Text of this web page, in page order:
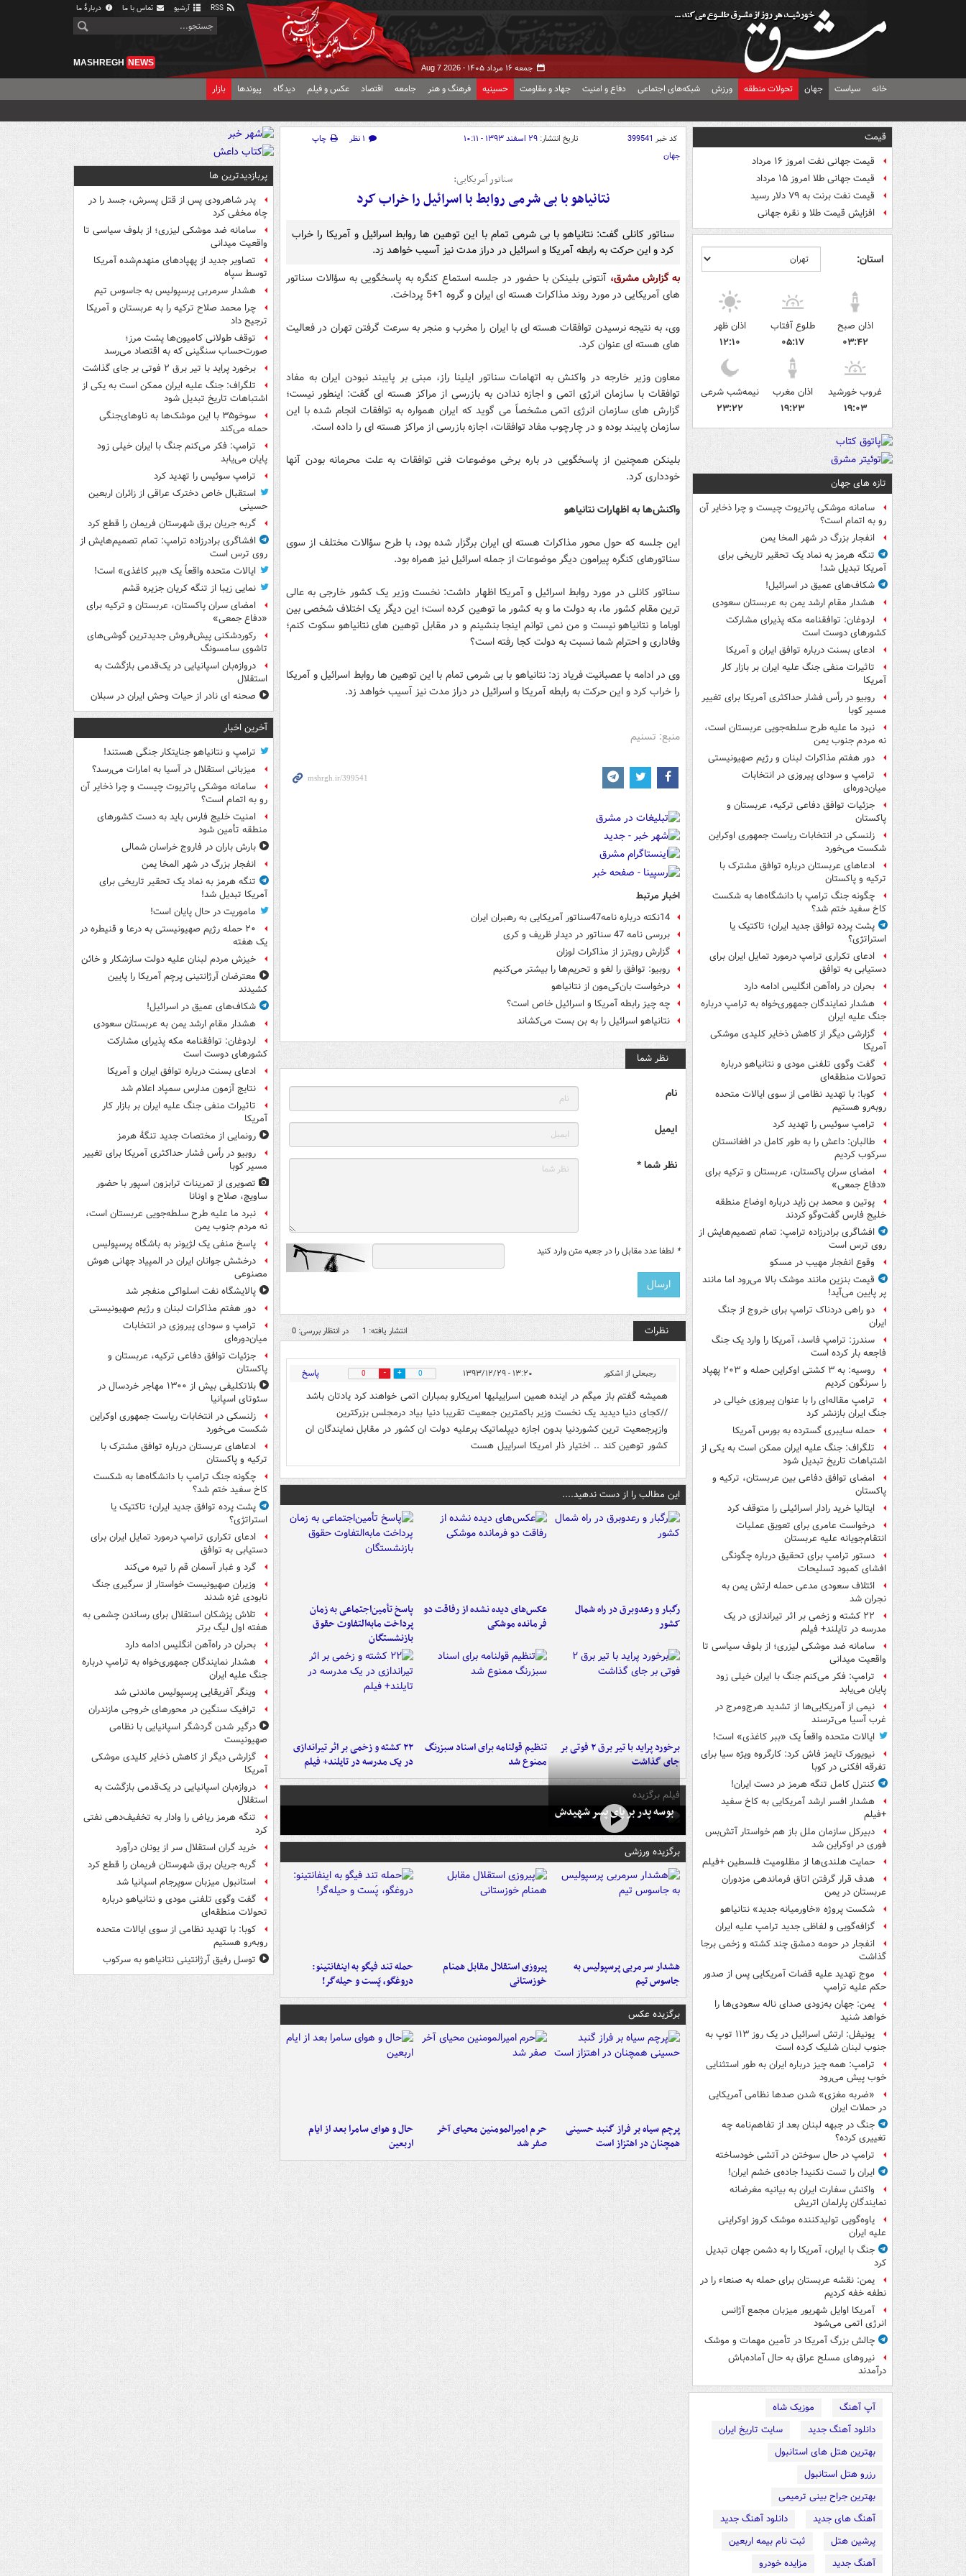
آرشیو تماس با ما دربارهٔ ما
جمعه ۱۶ مرداد ۱۴۰۵ - Aug 7 2026
MASHREGH NEWS
خانه سیاست جهان تحولات منطقه ورزش شبکه‌های اجتماعی دفاع و امنیت جهاد و مقاومت حسینیه فرهنگ و هنر جامعه اقتصاد عکس و فیلم دیدگاه پیوندها بازار
قیمت
قیمت جهانی نفت امروز ۱۶ مرداد
قیمت جهانی طلا امروز ۱۵ مرداد
قیمت نفت برنت به ۷۹ دلار رسید
افزایش قیمت طلا و نقره جهانی
استان:
اذان صبح
۰۳:۴۲
طلوع آفتاب
۰۵:۱۷
اذان ظهر
۱۲:۱۰
غروب خورشید
۱۹:۰۳
اذان مغرب
۱۹:۲۳
نیمه‌شب شرعی
۲۳:۲۲
تازه های جهان
سامانه موشکی پاتریوت چیست و چرا ذخایر آن
رو به اتمام است؟
انفجار بزرگ در شهر المخا یمن
تنگه هرمز به نماد یک تحقیر تاریخی برای
آمریکا تبدیل شد!
شکاف‌های عمیق در اسرائیل!
هشدار مقام ارشد یمن به عربستان سعودی
اردوغان: توافقنامه مکه پذیرای مشارکت
کشورهای دوست است
ادعای بسنت درباره توافق ایران و آمریکا
تاثیرات منفی جنگ علیه ایران بر بازار کار
آمریکا
روبیو در رأس فشار حداکثری آمریکا برای تغییر
مسیر کوبا
نبرد ما علیه طرح سلطه‌جویی عربستان است،
نه مردم جنوب یمن
دور هفتم مذاکرات لبنان و رژیم صهیونیستی
ترامپ و سودای پیروزی در انتخابات
میان‌دوره‌ای
جزئیات توافق دفاعی ترکیه، عربستان و
پاکستان
زلنسکی در انتخابات ریاست جمهوری اوکراین
شکست می‌خورد
ادعاهای عربستان درباره توافق مشترک با
ترکیه و پاکستان
چگونه جنگ ترامپ با دانشگاه‌ها به شکست
کاخ سفید ختم شد؟
پشت پرده توافق جدید ایران؛ تاکتیک یا
استراتژی؟
ادعای تکراری ترامپ درمورد تمایل ایران برای
دستیابی به توافق
بحران در راه‌آهن انگلیس ادامه دارد
هشدار نمایندگان جمهوری‌خواه به ترامپ درباره
جنگ علیه ایران
گزارشی دیگر از کاهش ذخایر کلیدی موشکی
آمریکا
گفت وگوی تلفنی مودی و نتانیاهو درباره
تحولات منطقه‌ای
کوبا: با تهدید نظامی از سوی ایالات متحده
روبه‌رو هستیم
ترامپ سوئیس را تهدید کرد
طالبان: داعش را به طور کامل در افغانستان
سرکوب کردیم
امضای سران پاکستان، عربستان و ترکیه برای
«دفاع جمعی»
پوتین و محمد بن زاید درباره اوضاع منطقه
خلیج فارس گفت‌وگو کردند
افشاگری برادرزاده ترامپ: تمام تصمیم‌هایش از
روی ترس است
وقوع انفجار مهیب در مسکو
قیمت بنزین مانند موشک بالا می‌رود اما مانند
پر پایین می‌آید!
دو راهی دردناک ترامپ برای خروج از جنگ
ایران
سندرز: ترامپ فاسد، آمریکا را وارد یک جنگ
فاجعه بار کرده است
روسیه: به ۳ کشتی اوکراین حمله و ۲۰۳ پهپاد
را سرنگون کردیم
ترامپ مقاله‌ای را با عنوان پیروزی خیالی در
جنگ ایران بازنشر کرد
حمله سایبری گسترده به بورس آمریکا
تلگراف: جنگ علیه ایران ممکن است به یکی از
اشتباهات تاریخ تبدیل شود
امضای توافق دفاعی بین عربستان، ترکیه و
پاکستان
ایتالیا خرید رادار اسرائیلی را متوقف کرد
درخواست عامری برای تعویق عملیات
انتقام‌جویانه علیه عربستان
دستور ترامپ برای تحقیق درباره چگونگی
افشای کمبود تسلیحات
ائتلاف سعودی مدعی حمله ارتش یمن به
نجران شد
۲۲ کشته و زخمی بر اثر تیراندازی در یک
مدرسه در تایلند+ فیلم
سامانه ضد موشکی لیزری؛ از بلوف سیاسی تا
واقعیت میدانی
ترامپ: فکر می‌کنم جنگ با ایران خیلی زود
پایان می‌یابد
نیمی از آمریکایی‌ها از تشدید هرج‌ومرج در
غرب آسیا می‌ترسند
ایالات متحده واقعاً یک «ببر کاغذی» است!
نیویورک تایمز فاش کرد: کارگروه ویژه سیا برای
تفرقه افکنی در کوبا
کنترل کامل تنگه هرمز در دست ایران!
هشدار افسر ارشد آمریکایی به کاخ سفید
+فیلم
دبیرکل سازمان ملل باز هم خواستار آتش‌بس
فوری در اوکراین شد
حمایت هلندی‌ها از مظلومیت فلسطین +فیلم
هدف قرار گرفتن اتاق‌ فرماندهی مزدوران
عربستان در یمن
شکست پروژه «خاورمیانه جدید» نتانیاهو
گزافه‌گویی و لفاظی جدید ترامپ علیه ایران
انفجار در حومه دمشق چند کشته و زخمی برجا
گذاشت
موج تهدید علیه قضات آمریکایی پس از صدور
حکم علیه ترامپ
یمن: جهان به‌زودی صدای ناله سعودی‌ها را
خواهد شنید
یونیفل: ارتش اسرائیل در یک روز ۱۱۳ توپ به
جنوب لبنان شلیک کرده است
ترامپ: همه چیز درباره ایران به طور استثنایی
خوب پیش می‌رود
«ضربه مغزی» شدن صدها نظامی آمریکایی
در حملات ایران
جنگ در جبهه لبنان بعد از تفاهم‌نامه چه
تغییری کرده؟
ترامپ در حال سوختن در آتشی خودساخته
ایران را تست نکنید! جاده‌ی خشم ایران!
واکنش سفارت ایران به بیانیه مغرضانه
نمایندگان پارلمان اتریش
یاوه‌گویی تولیدکننده موشک کروز اوکراینی
علیه ایران
جنگ با ایران، آمریکا را به دشمن جهان تبدیل
کرد
یمن: نقشه عربستان برای حمله به صنعاء را در
نطفه خفه کردیم
آمریکا اوایل شهریور میزبان مجمع آژانس
انرژی اتمی می‌شود
چالش بزرگ آمریکا در تأمین مهمات و موشک
نیروهای مسلح عراق به حال آماده‌باش
درآمدند
آپ آهنگ
موزیک شاه
دانلود آهنگ جدید
سایت تاریخ ایران
بهترین هتل های استانبول
رزرو هتل استانبول
بهترین جراح بینی ترمیمی
آهنگ های جدید
دانلود آهنگ جدید
پرشین هتل
ثبت نام بیمه اربعین
آهنگ جدید
مزایده خودرو
کد خبر 399541 تاریخ انتشار: ۲۹ اسفند ۱۳۹۳ - ۱۰:۱۱ ۱ نظر
چاپ
جهان
سناتور آمریکایی:
نتانیاهو با بی شرمی روابط با اسرائیل را خراب کرد
سناتور کانلی گفت: نتانیاهو با بی شرمی تمام با این توهین ها روابط اسرائیل و آمریکا را خراب
کرد و این حرکت به رابطه آمریکا و اسرائیل در دراز مدت نیز آسیب خواهد زد.
به گزارش مشرق،آنتونی بلینکن با حضور در جلسه استماع کنگره به پاسخگویی به سؤالات سناتور
های آمریکایی در مورد روند مذاکرات هسته ای ایران و گروه 1+5 پرداخت.
وی، به نتیجه نرسیدن توافقات هسته ای با ایران را مخرب و منجر به سرعت گرفتن تهران در فعالیت
های هسته ای عنوان کرد.
معاون وزیر خارجه در واکنش به اتهامات سناتور ایلینا راز، مبنی بر پایبند نبودن ایران به مفاد
توافقات با سازمان انرژی اتمی و اجازه ندادن به بازرسی از مراکز هسته ای گفت: اینطور نیست؛
گزارش های سازمان انرژی اتمی مشخصاً می گوید که ایران همواره به توافقات انجام شده با این
سازمان پایبند بوده و در چارچوب مفاد توافقات، اجازه بازرسی از مراکز هسته ای را داده است.
بلینکن همچنین از پاسخگویی در باره برخی موضوعات فنی توافقات به علت محرمانه بودن آنها
خودداری کرد.
واکنش‌ها به اظهارات نتانیاهو
این جلسه که حول محور مذاکرات هسته ای ایران برگزار شده بود، با طرح سؤالات مختلف از سوی
سناتورهای کنگره پیرامون دیگر موضوعات از جمله اسرائیل نیز همراه بود.
سناتور کانلی در مورد روابط اسرائیل و آمریکا اظهار داشت: نخست وزیر یک کشور خارجی به عالی
ترین مقام کشور ما، به دولت ما و به کشور ما توهین کرده است؛ این دیگر یک اختلاف شخصی بین
اوباما و نتانیاهو نیست و من نمی توانم اینجا بنشینم و در مقابل توهین های نتانیاهو سکوت کنم؛
وفاداری و احترام شما نسبت به دولت کجا رفته است؟
وی در ادامه با عصبانیت فریاد زد: نتانیاهو با بی شرمی تمام با این توهین ها روابط اسرائیل و آمریکا
را خراب کرد و این حرکت به رابطه آمریکا و اسرائیل در دراز مدت نیز آسیب خواهد زد.
منبع: تسنیم
اخبار مرتبط
14نکته درباره نامه47سناتور آمریکایی به رهبران ایران
بررسی نامه 47 سناتور در دیدار ظریف و کری
گزارش رویترز از مذاکرات لوزان
روبیو: توافق را لغو و تحریم‌ها را بیشتر می‌کنیم
درخواست بان‌کی‌مون از نتانیاهو
چه چیز رابطه آمریکا و اسرائیل خاص است؟
نتانیاهو اسرائیل را به بن بست می‌کشاند
نظر شما
نام
ایمیل
نظر شما *
* لطفا عدد مقابل را در جعبه متن وارد کنید
نظرات انتشار یافته: 1 در انتظار بررسی: 0
رجبعلی از اشکور ۱۳:۲۰ - ۱۳۹۳/۱۲/۲۹ 0
0 پاسخ
همیشه گفتم باز میگم در اینده همین اسراییلیها امریکارو بمباران اتمی خواهند کرد یادتان باشد
//کجای دنیا دیدید یک نخست وزیر باکمترین جمعیت تقریبا دنیا بیاد درمجلس بزرکترین
وازپرجمعیت ترین کشوردنیا بدون اجازه دیپلماتیک برعلیه دولت ان کشور در مقابل نمایندگان ان
کشور توهین کند .. اختیار ذار امریکا اسراییل هست
این مطالب را از دست ندهید....
رگبار و رعدوبرق در راه شمال
کشور
عکس‌های دیده نشده از رفاقت دو
فرمانده‌ موشکی
پاسخ تأمین‌اجتماعی به زمان
پرداخت مابه‌التفاوت حقوق
بازنشستگان
برخورد پراید با تیر برق ۲ فوتی بر
جای گذاشت
تنظیم قولنامه برای اسناد سبزرنگ
ممنوع شد
۲۲ کشته و زخمی بر اثر تیراندازی
در یک مدرسه در تایلند+ فیلم
فیلم برگزیده
بوسه‌ پدر بر پای پسر شهیدش
برگزیده ورزشی
هشدار سرمربی پرسپولیس به
جاسوس تیم
پیروزی استقلال مقابل همنام
خوزستانی
حمله تند فیگو به اینفانتینو:
دروغگو، پَست‌ و حیله‌گر!
برگزیده عکس
پرچم سیاه بر فراز گنبد حسینی
همچنان در اهتزاز است
حرم امیرالمومنین محیای آخر
صفر شد
حال و هوای سامرا بعد از ایام
اربعین
پربازدیدترین ها
پدر شاهرودی پس از قتل پسرش، جسد را در
چاه مخفی کرد
سامانه ضد موشکی لیزری؛ از بلوف سیاسی تا
واقعیت میدانی
تصاویر جدید از پهپادهای منهدم‌شده آمریکا
توسط سپاه
هشدار سرمربی پرسپولیس به جاسوس تیم
چرا محمد صلاح ترکیه را به عربستان و آمریکا
ترجیح داد
توقف طولانی کامیون‌ها پشت مرز؛
صورت‌حساب سنگینی که به اقتصاد می‌رسد
برخورد پراید با تیر برق ۲ فوتی بر جای گذاشت
تلگراف: جنگ علیه ایران ممکن است به یکی از
اشتباهات تاریخ تبدیل شود
سوخو۳۵ با این موشک‌ها به ناوهای‌جنگی
حمله می‌کند
ترامپ: فکر می‌کنم جنگ با ایران خیلی زود
پایان می‌یابد
ترامپ سوئیس را تهدید کرد
استقبال خاص دخترک عراقی از زائران اربعین
حسینی
گربه جریان برق شهرستان فریمان را قطع کرد
افشاگری برادرزاده ترامپ: تمام تصمیم‌هایش از
روی ترس است
ایالات متحده واقعاً یک «ببر کاغذی» است!
نمایی زیبا از تنگه کریان جزیره قشم
امضای سران پاکستان، عربستان و ترکیه برای
«دفاع جمعی»
رکوردشکنی پیش‌فروش جدیدترین گوشی‌های
تاشوی سامسونگ
دروازه‌بان اسپانیایی در یک‌قدمی بازگشت به
استقلال
صحنه ای نادر از حیات وحش ایران در سبلان
آخرین اخبار
ترامپ و نتانیاهو جنایتکار جنگی هستند!
میزبانی استقلال در آسیا به امارات می‌رسد؟
سامانه موشکی پاتریوت چیست و چرا ذخایر آن
رو به اتمام است؟
امنیت خلیج فارس باید به دست کشورهای
منطقه تأمین شود
بارش باران در فاروج خراسان شمالی
انفجار بزرگ در شهر المخا یمن
تنگه هرمز به نماد یک تحقیر تاریخی برای
آمریکا تبدیل شد!
ماموریت در حال پایان است!
۲۰ حمله رژیم صهیونیستی به درعا و قنیطره در
یک هفته
خیزش مردم لبنان علیه دولت سازشکار و خائن
معترضان آرژانتینی پرچم آمریکا را پایین
کشیدند
شکاف‌های عمیق در اسرائیل!
هشدار مقام ارشد یمن به عربستان سعودی
اردوغان: توافقنامه مکه پذیرای مشارکت
کشورهای دوست است
ادعای بسنت درباره توافق ایران و آمریکا
نتایج آزمون مدارس سمپاد اعلام شد
تاثیرات منفی جنگ علیه ایران بر بازار کار
آمریکا
رونمایی از مختصات جدید تنگۀ هرمز
روبیو در رأس فشار حداکثری آمریکا برای تغییر
مسیر کوبا
تصویری از تمرینات ترابزون اسپور با حضور
ساویچ، صلاح و اونانا
نبرد ما علیه طرح سلطه‌جویی عربستان است،
نه مردم جنوب یمن
پاسخ منفی یک لژیونر به باشگاه پرسپولیس
درخشش جوانان ایران در المپیاد جهانی هوش
مصنوعی
پالایشگاه نفت اسلواکی منفجر شد
دور هفتم مذاکرات لبنان و رژیم صهیونیستی
ترامپ و سودای پیروزی در انتخابات
میان‌دوره‌ای
جزئیات توافق دفاعی ترکیه، عربستان و
پاکستان
بلاتکلیفی بیش از ۱۳۰۰ مهاجر خردسال در
سئوتای اسپانیا
زلنسکی در انتخابات ریاست جمهوری اوکراین
شکست می‌خورد
ادعاهای عربستان درباره توافق مشترک با
ترکیه و پاکستان
چگونه جنگ ترامپ با دانشگاه‌ها به شکست
کاخ سفید ختم شد؟
پشت پرده توافق جدید ایران؛ تاکتیک یا
استراتژی؟
ادعای تکراری ترامپ درمورد تمایل ایران برای
دستیابی به توافق
گرد و غبار آسمان قم را تیره می‌کند
وزیران صهیونیست خواستار از سرگیری جنگ
نابودی غزه شدند
تلاش پزشکان استقلال برای رساندن چشمی به
هفته اول لیگ برتر
بحران در راه‌آهن انگلیس ادامه دارد
هشدار نمایندگان جمهوری‌خواه به ترامپ درباره
جنگ علیه ایران
وینگر آفریقایی پرسپولیس ماندنی شد
ترافیک سنگین در محورهای خروجی مازندران
درگیر شدن گردشگر اسپانیایی با نظامی
صهیونیست
گزارشی دیگر از کاهش ذخایر کلیدی موشکی
آمریکا
دروازه‌بان اسپانیایی در یک‌قدمی بازگشت به
استقلال
تنگه هرمز ریاض را وادار به تخفیف‌دهی نفتی
کرد
خرید گران استقلال سر از یونان درآورد
گربه جریان برق شهرستان فریمان را قطع کرد
استانبول میزبان سوپرجام اسپانیا شد
گفت وگوی تلفنی مودی و نتانیاهو درباره
تحولات منطقه‌ای
کوبا: با تهدید نظامی از سوی ایالات متحده
روبه‌رو هستیم
توسل رفیق آرژانتینی نتانیاهو به سرکوب